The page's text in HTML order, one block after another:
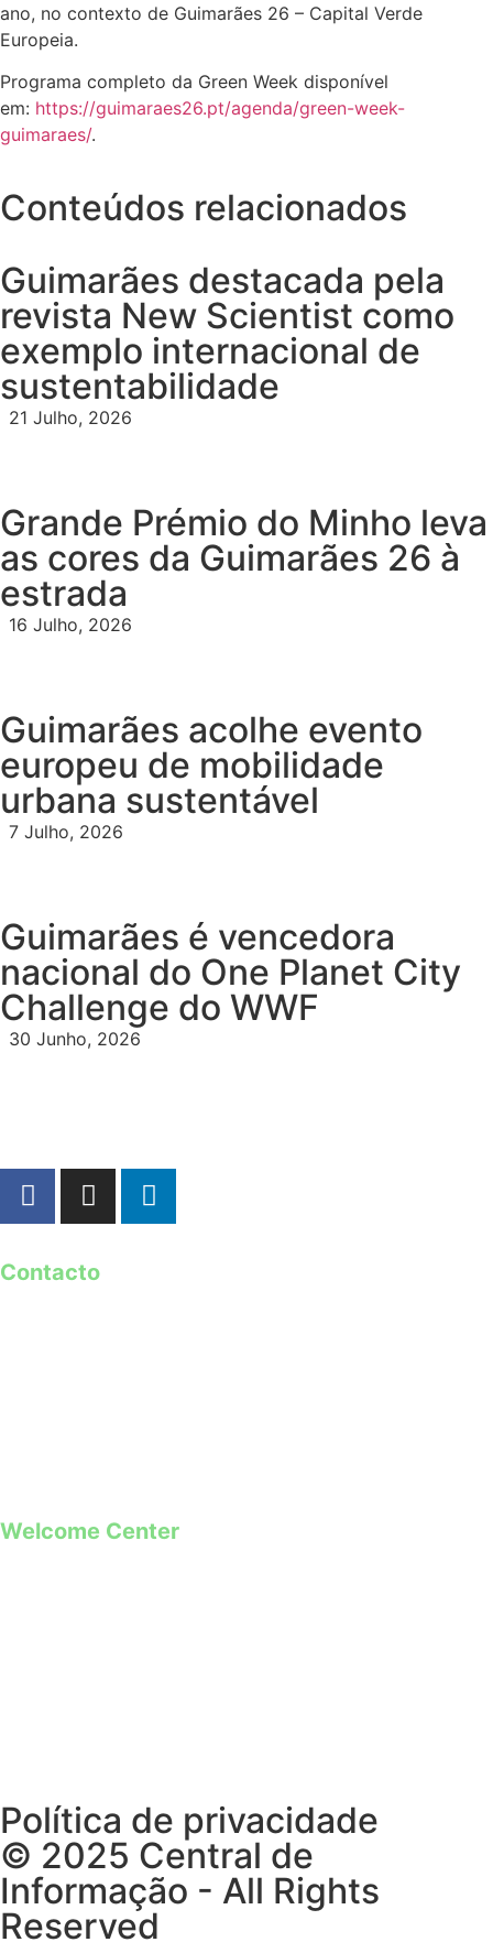
ano, no contexto de Guimarães 26 – Capital Verde
Europeia.
Programa completo da Green Week disponível
em: https://guimaraes26.pt/agenda/green-week-
guimaraes/.
Conteúdos relacionados
Guimarães destacada pela
revista New Scientist como
exemplo internacional de
sustentabilidade
21 Julho, 2026
Grande Prémio do Minho leva
as cores da Guimarães 26 à
estrada
16 Julho, 2026
Guimarães acolhe evento
europeu de mobilidade
urbana sustentável
7 Julho, 2026
Guimarães é vencedora
nacional do One Planet City
Challenge do WWF
30 Junho, 2026
Contacto
Welcome Center
Política de privacidade
© 2025 Central de
Informação - All Rights
Reserved